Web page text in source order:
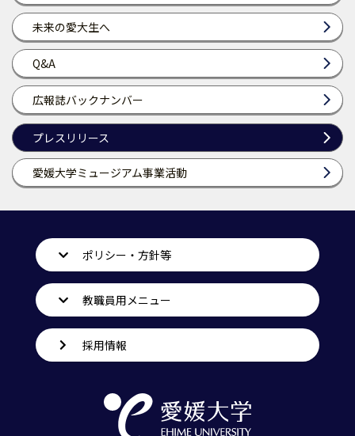
未来の愛大生へ
Q&A
広報誌バックナンバー
プレスリリース
愛媛大学ミュージアム事業活動
ポリシー・方針等
教職員用メニュー
採用情報